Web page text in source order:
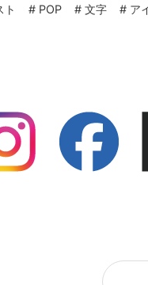
ト # POP # 文字 # ア